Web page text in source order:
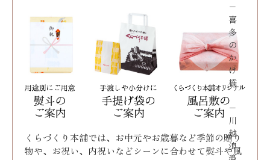
−
喜
多
の
か
け
橋
−
川
越
浪
くらづくり本舗では、お中元やお歳暮など季節の贈り
物や、お祝い、内祝いなどシーンに合わせて熨斗や風